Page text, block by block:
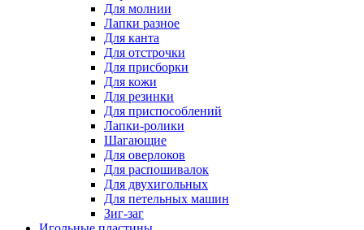
Для молнии
Лапки разное
Для канта
Для отстрочки
Для присборки
Для кожи
Для резинки
Для приспособлений
Лапки-ролики
Шагающие
Для оверлоков
Для распошивалок
Для двухигольных
Для петельных машин
Зиг-заг